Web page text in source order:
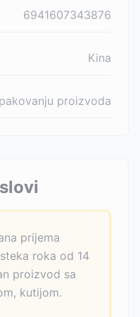
6941607343876
Kina
proizvoda
prijema
roka od 14
proizvod sa
kutijom.